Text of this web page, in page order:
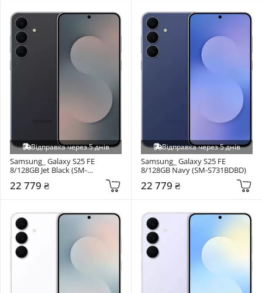
Відправка через 5 днів
Samsung_ Galaxy S25 FE
8/128GB Jet Black (SM-
22 779 ₴
Відправка через 5 днів
Samsung_ Galaxy S25 FE
8/128GB Navy (SM-S731BDBD)
22 779 ₴